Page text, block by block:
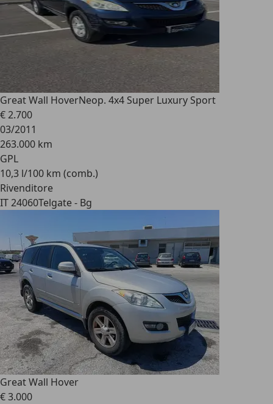
Great Wall HoverNeop. 4x4 Super Luxury Sport
€ 2.700
03/2011
263.000 km
GPL
10,3 l/100 km (comb.)
Rivenditore
IT 24060Telgate - Bg
Great Wall Hover
€ 3.000